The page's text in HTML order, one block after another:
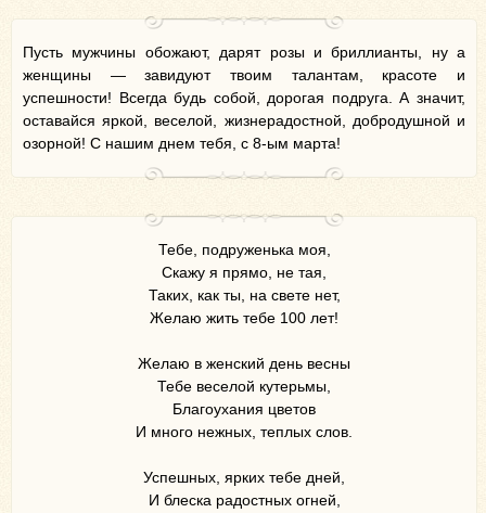
Пусть мужчины обожают, дарят розы и бриллианты, ну а
женщины — завидуют твоим талантам, красоте и
успешности! Всегда будь собой, дорогая подруга. А значит,
оставайся яркой, веселой, жизнерадостной, добродушной и
озорной! С нашим днем тебя, с 8-ым марта!
Тебе, подруженька моя,
Скажу я прямо, не тая,
Таких, как ты, на свете нет,
Желаю жить тебе 100 лет!
Желаю в женский день весны
Тебе веселой кутерьмы,
Благоухания цветов
И много нежных, теплых слов.
Успешных, ярких тебе дней,
И блеска радостных огней,